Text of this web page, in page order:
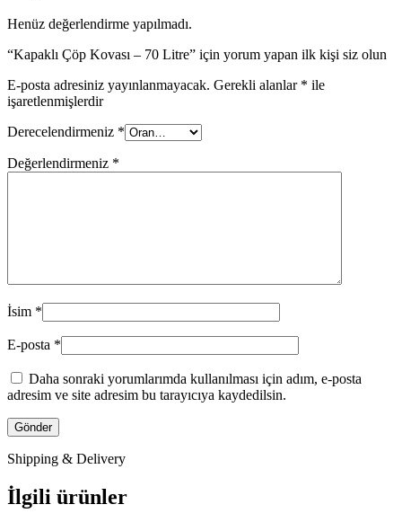
Henüz değerlendirme yapılmadı.
“Kapaklı Çöp Kovası – 70 Litre” için yorum yapan ilk kişi siz olun
E-posta adresiniz yayınlanmayacak. Gerekli alanlar * ile
işaretlenmişlerdir
Derecelendirmeniz *
Değerlendirmeniz *
İsim *
E-posta *
Daha sonraki yorumlarımda kullanılması için adım, e-posta
adresim ve site adresim bu tarayıcıya kaydedilsin.
Shipping & Delivery
İlgili ürünler